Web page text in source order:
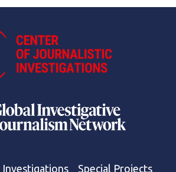
Investigations Special Projects